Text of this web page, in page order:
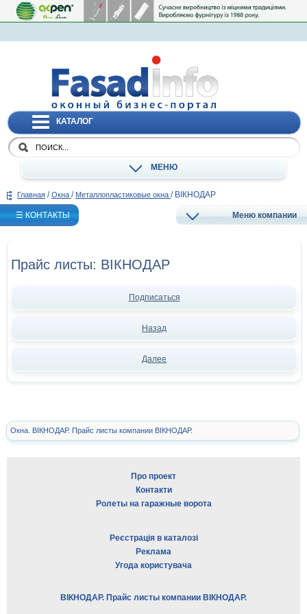
КАТАЛОГ
МЕНЮ
Главная / Окна / Металлопластиковые окна / ВІКНОДАР
☰ КОНТАКТЫ Меню компании
Прайс листы: ВІКНОДАР
Подписаться
Назад
Далее
Окна. ВІКНОДАР. Прайс листы компании ВІКНОДАР.
Про проект
Контакти
Ролеты на гаражные ворота
Реєстрація в каталозі
Реклама
Угода користувача
ВІКНОДАР. Прайс листы компании ВІКНОДАР.